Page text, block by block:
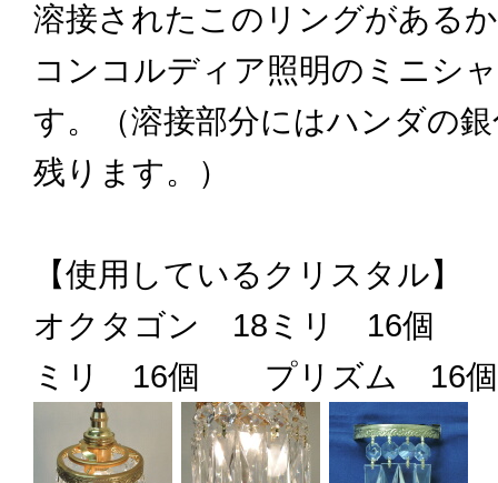
溶接されたこのリングがある
コンコルディア照明のミニシ
す。（溶接部分にはハンダの
残ります。）
【使用しているクリスタル】
オクタゴン 18ミリ 16個
ミリ 16個 プリズム 16個